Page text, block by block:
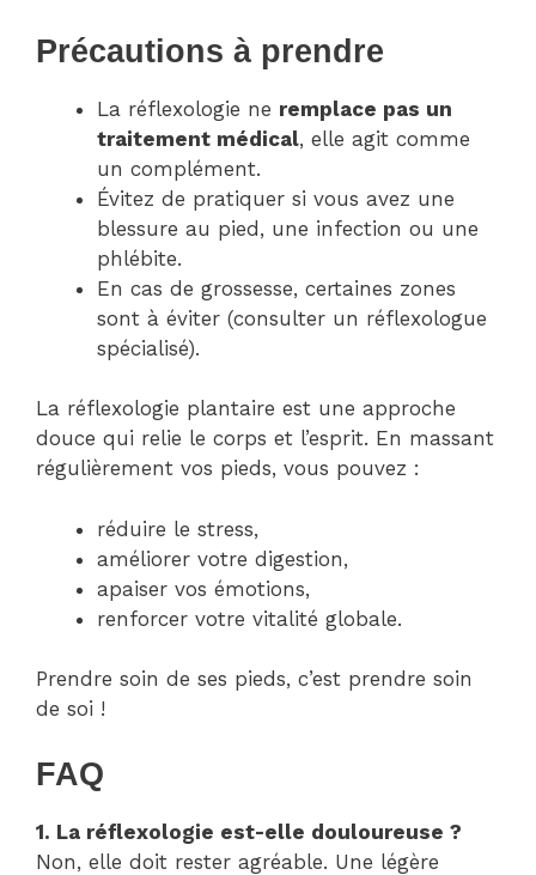
Précautions à prendre
La réflexologie ne remplace pas un
traitement médical, elle agit comme
un complément.
Évitez de pratiquer si vous avez une
blessure au pied, une infection ou une
phlébite.
En cas de grossesse, certaines zones
sont à éviter (consulter un réflexologue
spécialisé).
La réflexologie plantaire est une approche
douce qui relie le corps et l’esprit. En massant
régulièrement vos pieds, vous pouvez :
réduire le stress,
améliorer votre digestion,
apaiser vos émotions,
renforcer votre vitalité globale.
Prendre soin de ses pieds, c’est prendre soin
de soi !
FAQ
1. La réflexologie est-elle douloureuse ?
Non, elle doit rester agréable. Une légère